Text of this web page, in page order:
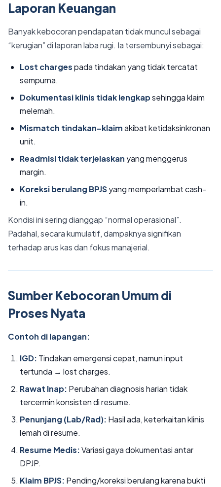
Laporan Keuangan
Banyak kebocoran pendapatan tidak muncul sebagai
“kerugian” di laporan laba rugi. Ia tersembunyi sebagai:
Lost chargespada tindakan yang tidak tercatat
sempurna.
Dokumentasi klinis tidak lengkapsehingga klaim
melemah.
Mismatch tindakan–klaimakibat ketidaksinkronan
unit.
Readmisi tidak terjelaskan yang menggerus
margin.
Koreksi berulang BPJSyang memperlambat cash-
in.
Kondisi ini sering dianggap “normal operasional”.
Padahal, secara kumulatif, dampaknya signifikan
terhadap arus kas dan fokus manajerial.
Sumber Kebocoran Umum di
Proses Nyata
Contoh di lapangan:
IGD: Tindakan emergensi cepat, namun input
tertunda → lost charges.
Rawat Inap: Perubahan diagnosis harian tidak
tercermin konsisten di resume.
Penunjang (Lab/Rad): Hasil ada, keterkaitan klinis
lemah di resume.
Resume Medis:Variasi gaya dokumentasi antar
DPJP.
Klaim BPJS: Pending/koreksi berulang karena bukti